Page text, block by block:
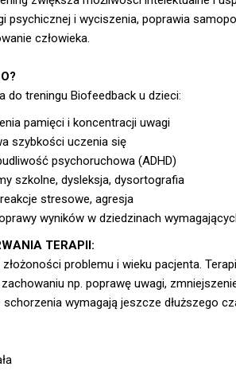
psychicznej i wyciszenia, poprawia
człowieka.
do treningu Biofeedback u dzieci:
pamięci i koncentracji uwagi
szybkości uczenia się
psychoruchowa (ADHD)
szkolne, dysleksja, dysortografia
stresowe, agresja
wyników w dziedzinach
TERAPII:
złożoności problemu i wieku pacjenta.
np. poprawę uwagi,
schorzenia wymagają jeszcze dłuższego